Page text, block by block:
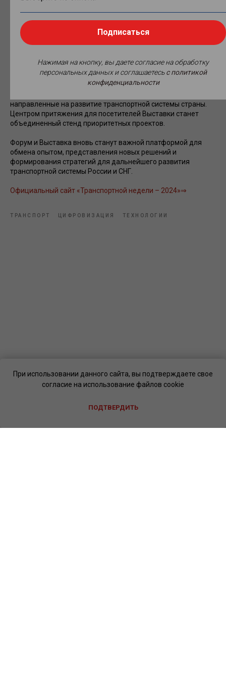
При использовании данного сайта, вы подтверждаете свое
согласие на использование файлов cookie
ПОДТВЕРДИТЬ
премии «Формула Движения» за достижения в области
транспорта и транспортной инфраструктуры.
демонстрации значимых достижений и передовых
технологий в сфере транспорта, инфраструктурного
строительства и логистики. На 3900 м² экспозиции более 100
направленные на развитие транспортной системы страны.
Центром притяжения для посетителей Выставки станет
объединенный стенд приоритетных проектов.
Форум и Выставка вновь станут важной платформой для
обмена опытом, представления новых решений и
формирования стратегий для дальнейшего развития
транспортной системы России и СНГ.
Официальный сайт «Транспортной недели – 2024»⇒
ТРАНСПОРТ ЦИФРОВИЗАЦИЯ ТЕХНОЛОГИИ
Подписаться
Нажимая на кнопку, вы даете согласие на обработку
персональных данных и соглашаетесьc политикой
конфиденциальности